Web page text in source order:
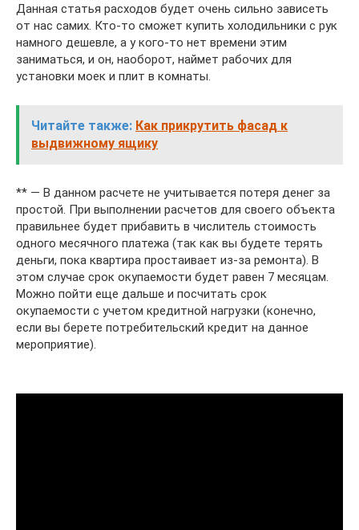
Данная статья расходов будет очень сильно зависеть
от нас самих. Кто-то сможет купить холодильники с рук
намного дешевле, а у кого-то нет времени этим
заниматься, и он, наоборот, наймет рабочих для
установки моек и плит в комнаты.
Читайте также: Как прикрутить фасад к
выдвижному ящику
** — В данном расчете не учитывается потеря денег за
простой. При выполнении расчетов для своего объекта
правильнее будет прибавить в числитель стоимость
одного месячного платежа (так как вы будете терять
деньги, пока квартира простаивает из-за ремонта). В
этом случае срок окупаемости будет равен 7 месяцам.
Можно пойти еще дальше и посчитать срок
окупаемости с учетом кредитной нагрузки (конечно,
если вы берете потребительский кредит на данное
мероприятие).